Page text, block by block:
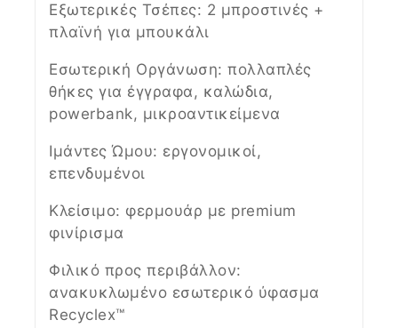
Εξωτερικές Τσέπες: 2 μπροστινές +
πλαϊνή για μπουκάλι
Εσωτερική Οργάνωση: πολλαπλές
θήκες για έγγραφα, καλώδια,
powerbank, μικροαντικείμενα
Ιμάντες Ώμου: εργονομικοί,
επενδυμένοι
Κλείσιμο: φερμουάρ με premium
φινίρισμα
Φιλικό προς περιβάλλον:
ανακυκλωμένο εσωτερικό ύφασμα
Recyclex™